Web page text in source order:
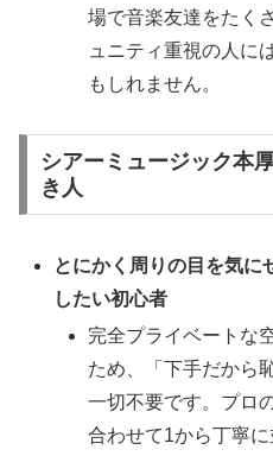
場で音楽友達をたく
ュニティ重視の人に
もしれません。
シアーミュージック本
き人
とにかく周りの目を気に
したい初心者
完全プライベートな
ため、「下手だから
一切不要です。プロ
合わせて1から丁寧に